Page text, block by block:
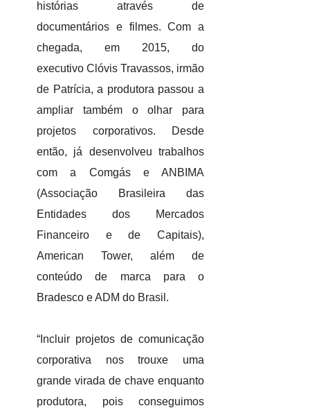
histórias através de
documentários e filmes. Com a
chegada, em 2015, do
executivo Clóvis Travassos, irmão
de Patrícia, a produtora passou a
ampliar também o olhar para
projetos corporativos. Desde
então, já desenvolveu trabalhos
com a Comgás e ANBIMA
(Associação Brasileira das
Entidades dos Mercados
Financeiro e de Capitais),
American Tower, além de
conteúdo de marca para o
Bradesco e ADM do Brasil.
“Incluir projetos de comunicação
corporativa nos trouxe uma
grande virada de chave enquanto
produtora, pois conseguimos